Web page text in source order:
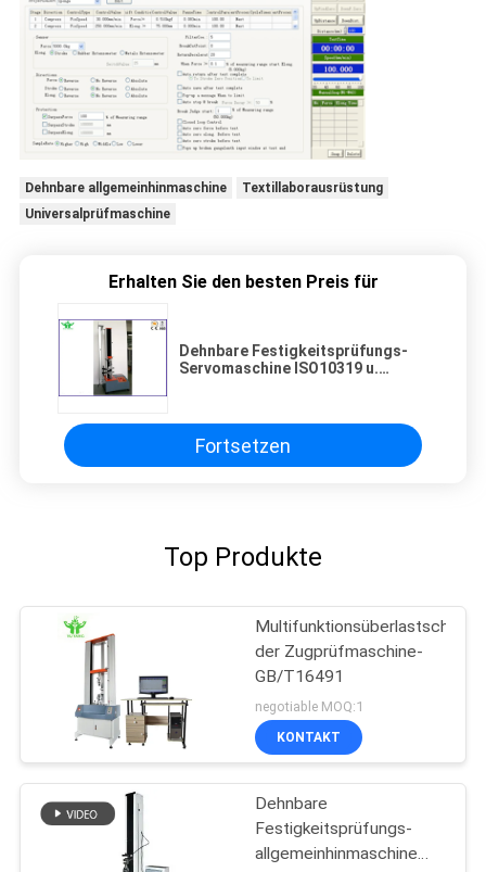
Dehnbare allgemeinhinmaschine
Textillaborausrüstung
Universalprüfmaschine
Erhalten Sie den besten Preis für
Dehnbare Festigkeitsprüfungs-
Servomaschine ISO10319 u.
Fortsetzen
Top Produkte
Multifunktionsüberlastschutz
der Zugprüfmaschine-
GB/T16491
negotiable MOQ:1
KONTAKT
Dehnbare
Festigkeitsprüfungs-
allgemeinhinmaschine